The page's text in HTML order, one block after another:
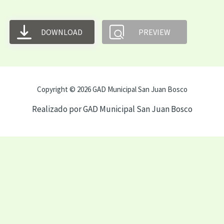
DOWNLOAD PREVIEW
Copyright © 2026 GAD Municipal San Juan Bosco
Realizado por GAD Municipal San Juan Bosco